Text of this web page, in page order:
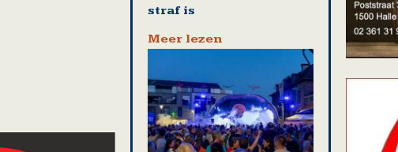
straf is
Meer lezen